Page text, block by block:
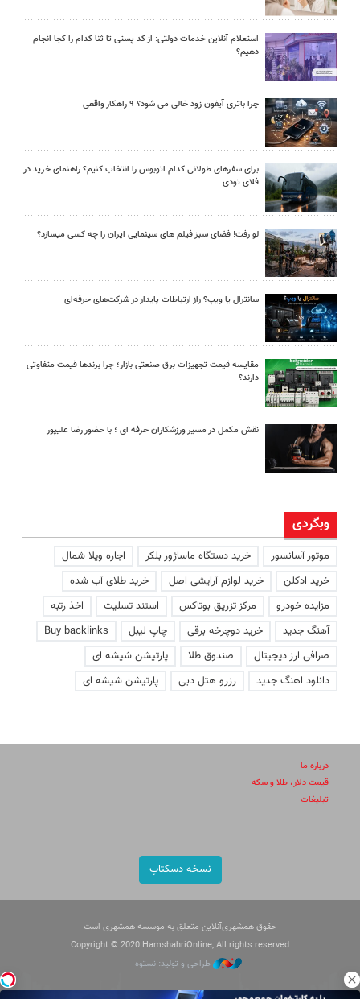
استعلام آنلاین خدمات دولتی: از کد پستی تا ثنا کدام را کجا انجام
دهیم؟
چرا باتری آیفون زود خالی می شود؟ ۹ راهکار واقعی
برای سفرهای طولانی کدام اتوبوس را انتخاب کنیم؟ راهنمای خرید در
فلای تودی
لو رفت! فضای سبز فیلم های سینمایی ایران را چه کسی میسازد؟
سانترال یا ویپ؟ راز ارتباطات پایدار در شرکت‌های حرفه‌ای
مقایسه قیمت تجهیزات برق صنعتی بازار؛ چرا برندها قیمت متفاوتی
دارند؟
نقش مکمل در مسیر ورزشکاران حرفه ای ؛ با حضور رضا علیپور
وبگردی
موتور آسانسور خرید دستگاه ماساژور بلکر
اجاره ویلا شمال
خرید ادکلن
خرید لوازم آرایشی اصل
خرید طلای آب شده
مزایده خودرو
مرکز تزریق بوتاکس استند تسلیت
اخذ رتبه
آهنگ جدید
خرید دوچرخه برقی چاپ لیبل
Buy backlinks
صرافی ارز دیجیتال
صندوق طلا
پارتیشن شیشه ای
دانلود اهنگ جدید
رزرو هتل دبی پارتیشن شیشه ای
درباره ما
قیمت دلار، طلا و سکه
تبلیغات
نسخه دسکتاپ
حقوق همشهری‌آنلاین متعلق به موسسه همشهری است
Copyright © 2020 HamshahriOnline, All rights reserved
طراحی و تولید: نستوه